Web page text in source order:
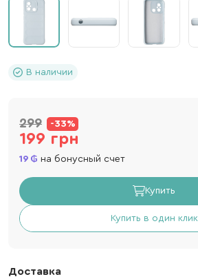
В наличии
299 -33%
199 грн
19 на бонусный счет
Купить
Купить в один клик
Доставка